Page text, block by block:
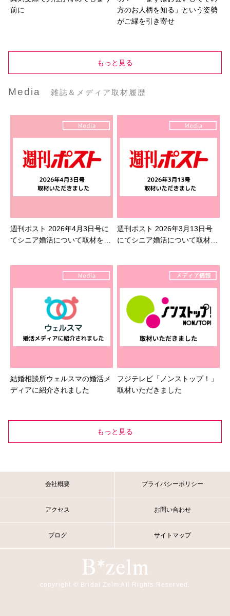
前に
方のお人柄を知る」という姿勢
がご縁を引き寄せ
もっと見る
Media 雑誌＆メディア取材履歴
週刊ポスト 2026年4月3日号に
てシニア婚活について取材を受
週刊ポスト 2026年3月13日号
にてシニア婚活について取材を
結婚相談所ウェルスマの婚活メ
ディアに紹介されました
フジテレビ「ノンストップ！」
取材いただきました
もっと見る
会社概要 プライバシーポリシー
アクセス お問い合わせ
ブログ サイトマップ
copyright © Bridal Zelm All Rights Reserved.